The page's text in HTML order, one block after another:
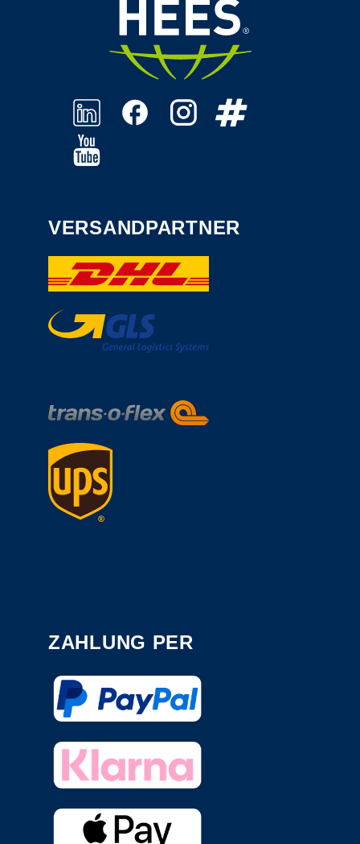
VERSANDPARTNER
ZAHLUNG PER